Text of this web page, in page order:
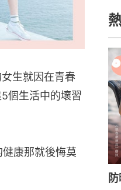
生就因在青春
個生活中的壞習
康那就後悔莫